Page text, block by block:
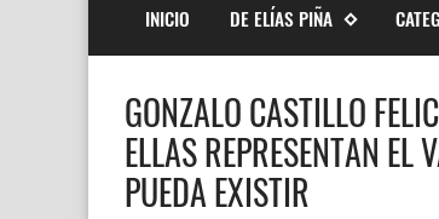
INICIO DE ELÍAS PIÑA
GONZALO CASTILLO
ELLAS REPRESENTAN EL
PUEDA EXISTIR